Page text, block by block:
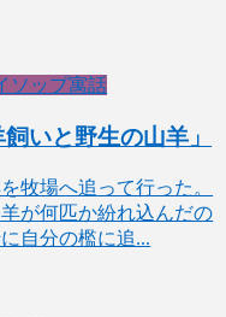
ソップ寓話
いと野生の山羊」
牧場へ追って行った。
が何匹か紛れ込んだの
自分の檻に追...